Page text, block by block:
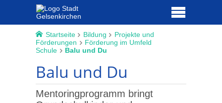
Startseite Bildung
Projekte und
Förderungen
Förderung im Umfeld
Schule
Balu und Du
Balu und Du
Mentoringprogramm bringt